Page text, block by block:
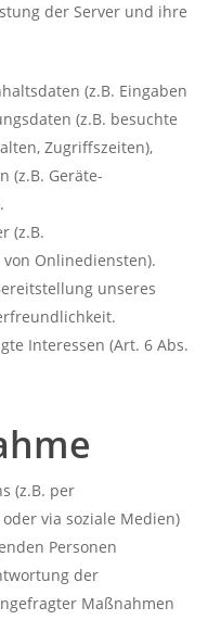
der Server und ihre
(z.B. Eingaben
(z.B. besuchte
Zugriffszeiten),
(z.B. Geräte-
(z.B.
Onlinediensten).
unseres
Interessen (Art. 6 Abs.
(z.B. per
via soziale Medien)
Personen
der
Maßnahmen